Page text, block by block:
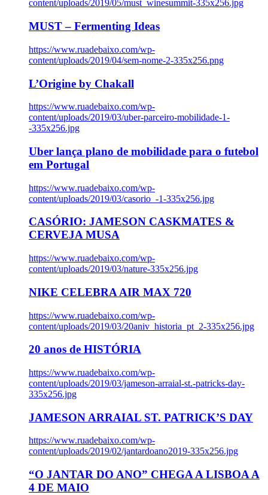
content/uploads/2019/05/must_winesummit-335x256.jpg
MUST – Fermenting Ideas
https://www.ruadebaixo.com/wp-
content/uploads/2019/04/sem-nome-2-335x256.png
L’Origine by Chakall
https://www.ruadebaixo.com/wp-
content/uploads/2019/03/uber-parceiro-mobilidade-1-
-335x256.jpg
Uber lança plano de mobilidade para o futebol
em Portugal
https://www.ruadebaixo.com/wp-
content/uploads/2019/03/casorio_-1-335x256.jpg
CASÓRIO: JAMESON CASKMATES &
CERVEJA MUSA
https://www.ruadebaixo.com/wp-
content/uploads/2019/03/nature-335x256.jpg
NIKE CELEBRA AIR MAX 720
https://www.ruadebaixo.com/wp-
content/uploads/2019/03/20aniv_historia_pt_2-335x256.jpg
20 anos de HISTÓRIA
https://www.ruadebaixo.com/wp-
content/uploads/2019/03/jameson-arraial-st.-patricks-day-
335x256.jpg
JAMESON ARRAIAL ST. PATRICK’S DAY
https://www.ruadebaixo.com/wp-
content/uploads/2019/02/jantardoano2019-335x256.jpg
“O JANTAR DO ANO” CHEGA A LISBOA A
4 DE MAIO